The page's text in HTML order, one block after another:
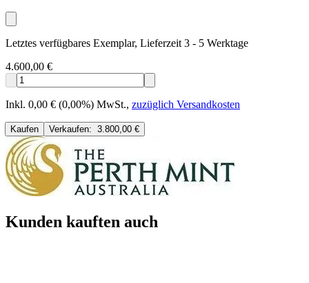
Letztes verfügbares Exemplar, Lieferzeit 3 - 5 Werktage
4.600,00 €
Inkl. 0,00 € (0,00%) MwSt., zuzüglich Versandkosten
Kaufen Verkaufen: 3.800,00 €
Kunden kauften auch